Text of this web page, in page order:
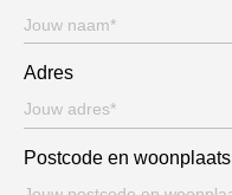
Adres
Postcode en woonplaats